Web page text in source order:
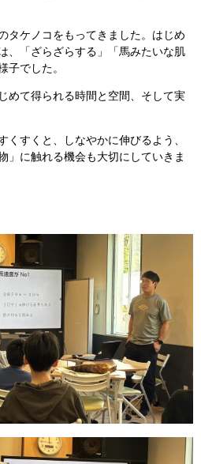
タケノコをもってきました。はじめ
、「ざらざらする」「馬みたいな肌
子でした。
めて得られる時間と空間、そして実
くすくと、しなやかに伸びるよう、
」に触れる機会も大切にしていきま